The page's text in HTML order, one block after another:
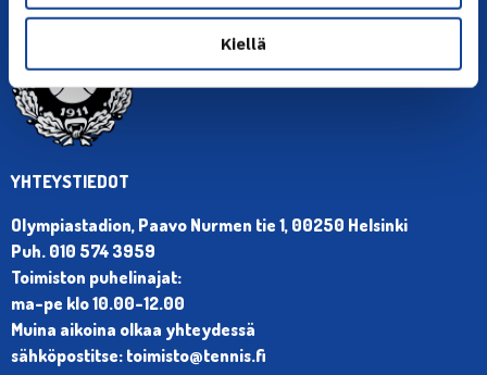
Kiellä
YHTEYSTIEDOT
Olympiastadion, Paavo Nurmen tie 1, 00250 Helsinki
Puh. 010 574 3959
Toimiston puhelinajat:
ma-pe klo 10.00-12.00
Muina aikoina olkaa yhteydessä
sähköpostitse: toimisto@tennis.fi